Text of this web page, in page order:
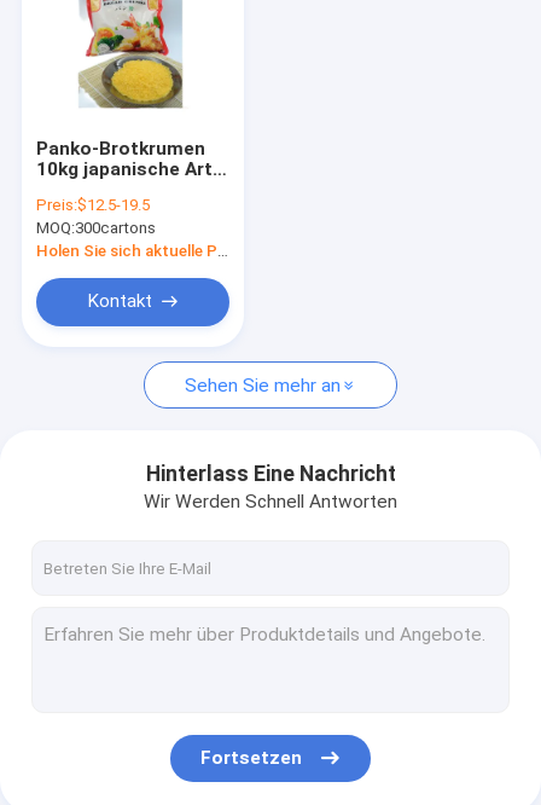
Trockener Shiitake-Pilz
Dosenfrucht-Gemüse
Nahrungsmitteldienende Werkzeuge
Sushi, die Satz machen
Panko-Brotkrumen
10kg japanische Art
Meeresfrüchte
Preis:$12.5-19.5
MOQ:300cartons
Holen Sie sich aktuelle Preis
Kontakt
Sehen Sie mehr an
Hinterlass Eine Nachricht
Wir Werden Schnell Antworten
Fortsetzen